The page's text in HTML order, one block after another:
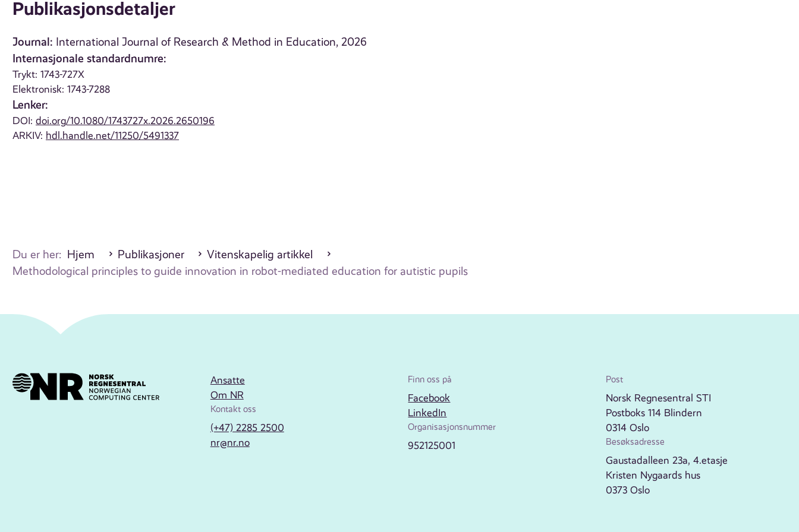
Publikasjonsdetaljer
Journal: International Journal of Research & Method in Education, 2026
Internasjonale standardnumre:
Trykt: 1743-727X
Elektronisk: 1743-7288
Lenker:
DOI:doi.org/10.1080/1743727x.2026.2650196
ARKIV: hdl.handle.net/11250/5491337
Du er her: Hjem Publikasjoner
Vitenskapelig artikkel
Methodological principles to guide innovation in robot-mediated education for autistic pupils
Ansatte
Om NR
Kontakt oss
(+47) 2285 2500
nr@nr.no
Finn oss på
Facebook
LinkedIn
Organisasjonsnummer
952125001
Post
Norsk Regnesentral STI
Postboks 114 Blindern
0314 Oslo
Besøksadresse
Gaustadalleen 23a, 4.etasje
Kristen Nygaards hus
0373 Oslo